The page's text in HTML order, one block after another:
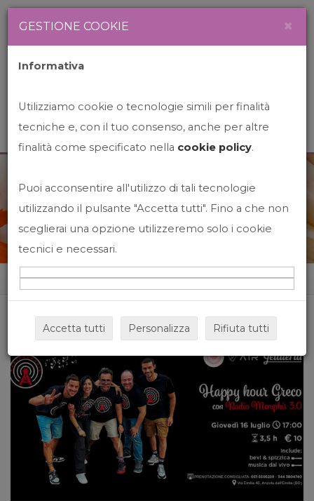
News&Events
Home News&events
GESTIONE COOKIE ×
Informativa
Utilizziamo cookie o tecnologie simili per finalità
tecniche e, con il tuo consenso, anche per altre
finalità come specificato nella cookie policy.
Puoi acconsentire all'utilizzo di tali tecnologie
utilizzando il pulsante "Accetta tutti". Fino a che non
sceglierai una opzione utilizzeremo solo i cookie
tecnici e necessari.
Accetta tutti Personalizza Rifiuta tutti